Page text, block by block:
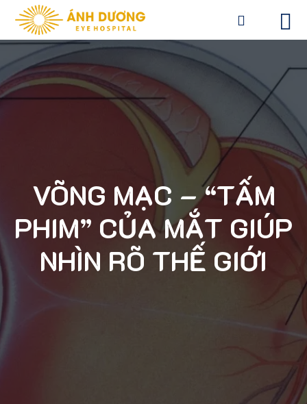
VÕNG MẠC – “TẤM
PHIM” CỦA MẮT GIÚP
NHÌN RÕ THẾ GIỚI